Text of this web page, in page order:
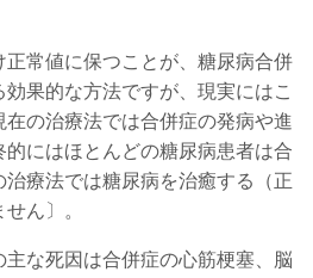
常値に保つことが、糖尿病合併
果的な方法ですが、現実にはこ
の治療法では合併症の発病や進
にはほとんどの糖尿病患者は合
療法では糖尿病を治癒する（正
ん〕。
な死因は合併症の心筋梗塞、脳